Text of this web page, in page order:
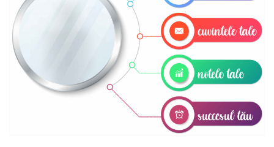
Sticker Harta Lumii
Stickere Cu Model Repetitiv
Stickere Perete Pentru Camera
De Zi
Stickere Pentru Bucatarie
Stickere pentru Usi